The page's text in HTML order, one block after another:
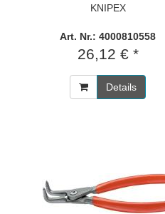
KNIPEX
Art. Nr.: 4000810558
26,12 € *
Details